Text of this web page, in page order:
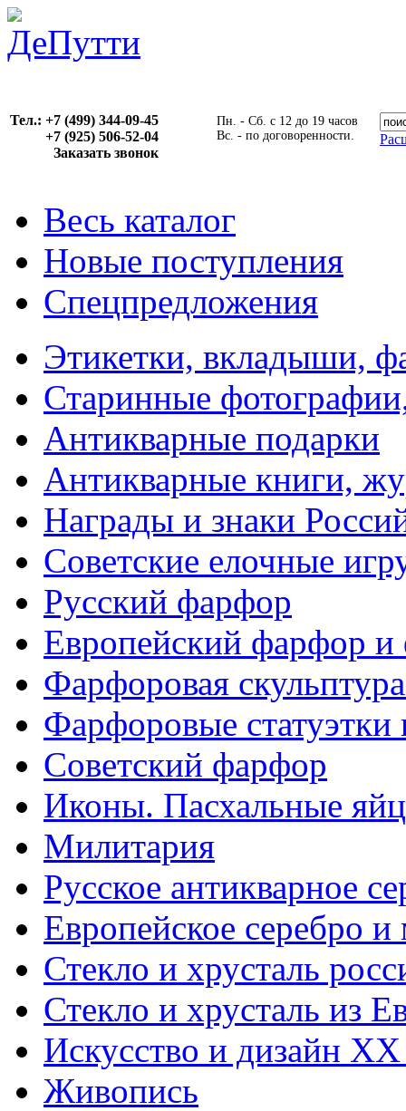
Тел.: +7 (499) 344-09-45
(925) 506-52-04
Заказать звонок
Пн. - Сб. с 12 до 19 часов
Вс. - по договоренности.
Весь каталог
Новые поступления
Спецпредложения
Этикетки, вкладыши,
Старинные
Антикварные подарки
Антикварные книги,
Награды и знаки
Советские елочные
Русский фарфор
Европейский фарфор и
Фарфоровая
Фарфоровые
Советский фарфор
Иконы. Пасхальные
Милитария
Русское антикварное
Европейское серебро
Стекло и хрусталь
Стекло и хрусталь из
Искусство и дизайн XX
Живопись